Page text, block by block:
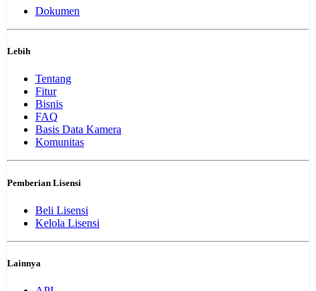
Dokumen
Lebih
Tentang
Fitur
Bisnis
FAQ
Basis Data Kamera
Komunitas
Pemberian Lisensi
Beli Lisensi
Kelola Lisensi
Lainnya